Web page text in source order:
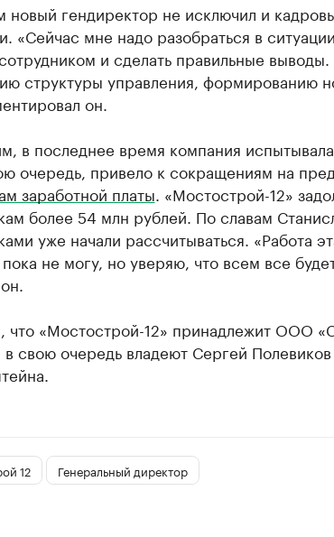
новый гендиректор не исключил и
«Сейчас мне надо разобраться в
и сделать правильные выводы.
структуры управления, формированию
он.
в последнее время компания испытывала
очередь, привело к сокращениям на
заработной платы . «Мостострой-12»
более 54 млн рублей. По славам
уже начали рассчитываться. «Работа
не могу, но уверяю, что всем все
что «Мостострой-12» принадлежит ООО
свою очередь владеют Сергей
12 Генеральный директор